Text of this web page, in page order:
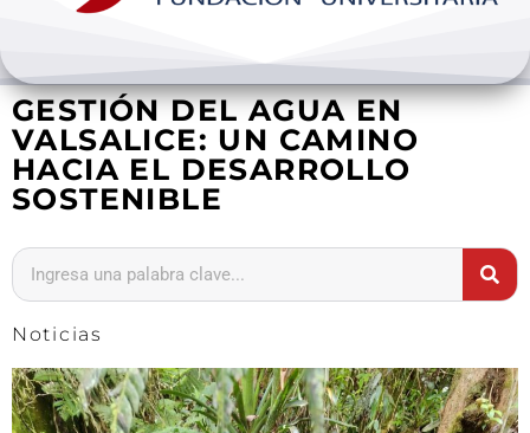
Internacionalización
Investigación
GESTIÓN DEL AGUA EN
VALSALICE: UN CAMINO
HACIA EL DESARROLLO
SOSTENIBLE
Noticias